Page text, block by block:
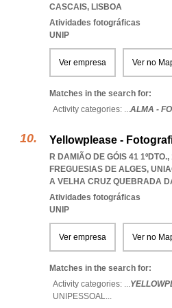
CASCAIS, LISBOA
Atividades fotográficas
UNIP
Ver empresa Ver no
Matches in the search for:
Activity categories: ...ALMA -
Yellowplease -
R DAMIÃO DE GÓIS 41
FREGUESIAS DE ALGES,
A VELHA CRUZ QUEBRADA
Atividades fotográficas
UNIP
Ver empresa Ver no
Matches in the search for:
Activity categories: ...
UNIPESSOAL...